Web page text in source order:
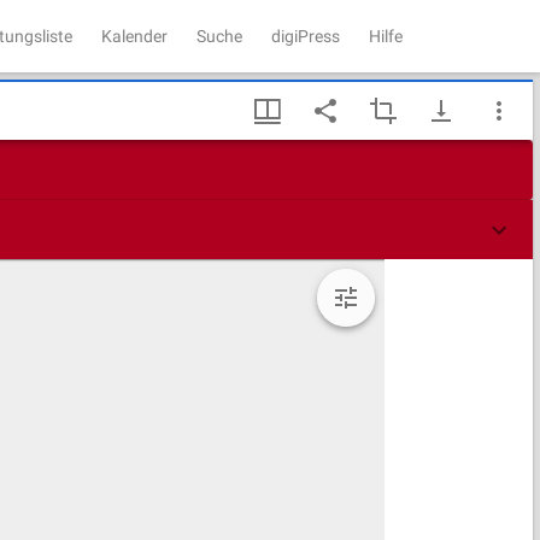
Kalender Suche digiPress Hilfe